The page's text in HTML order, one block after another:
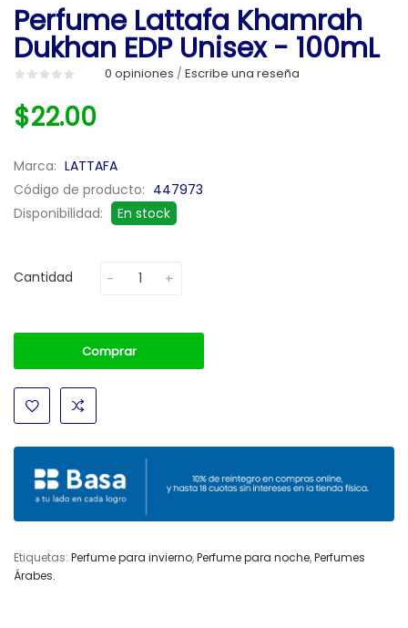
Perfume Lattafa Khamrah
Dukhan EDP Unisex - 100mL
0 opiniones / Escribe una reseña
$22.00
Marca: LATTAFA
Código de producto: 447973
Disponibilidad:
En stock
Cantidad
Comprar
Etiquetas: Perfume para invierno,Perfume para noche,Perfumes
Árabes.